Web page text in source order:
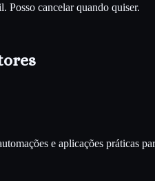
Posso cancelar quando quiser.
e aplicações práticas